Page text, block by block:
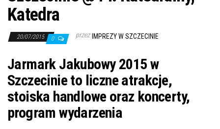
Katedra
20/07/2015 0 przez IMPREZY W SZCZECINIE
Jarmark Jakubowy 2015 w
Szczecinie to liczne atrakcje,
stoiska handlowe oraz koncerty,
program wydarzenia